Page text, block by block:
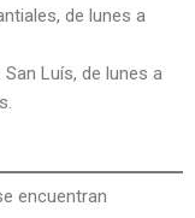
de lunes a
San Luís, de lunes a
encuentran